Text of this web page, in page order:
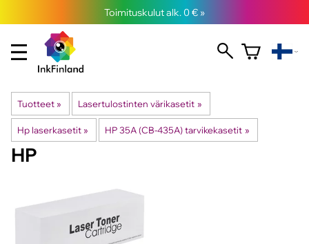
Toimituskulut alk. 0 € »
Tuotteet ‪» Lasertulostinten värikasetit ‪»
Hp laserkasetit ‪» HP 35A (CB-435A) tarvikekasetit ‪»
HP